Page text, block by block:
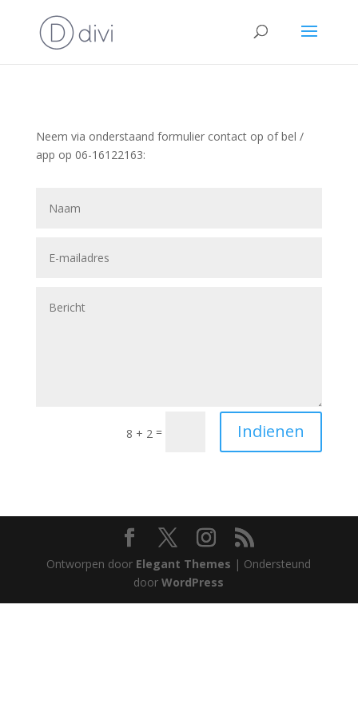
Neem via onderstaand formulier contact op of bel /
app op 06-16122163:
8 + 2 = Indienen
Ontworpen door Elegant Themes | Ondersteund
doorWordPress